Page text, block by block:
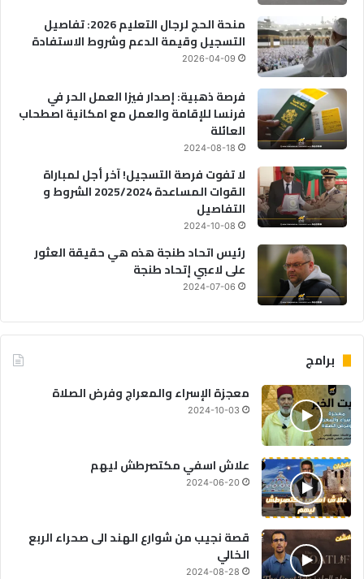
منحة الحج لرجال التعليم 2026: تفاصيل
التسجيل وقيمة الدعم وشروط الاستفادة
2026-04-09
فرصة ذهبية: إصدار فيزا العمل الحر في
فرنسا للإقامة والعمل مع امكانية اصطحاب
العائلة
2024-08-18
لا تفوت فرصة التسجيل! آخر أجل لمباراة
القوات المساعدة 2025/2024 الشروط و
التفاصيل
2024-10-08
رئيس اتحاد طنجة هذه هي حقيقة العثور
على لاعبي إتحاد طنجة
2024-07-06
برامج
معجزة الإسراء والمعراج وفرض الصلاة
2024-10-03
علاش اسفي مكتصرطش ليهم
2024-06-20
قصة نجيب من شوارع الهند الى صحراء الربع
الخالي
2024-08-28